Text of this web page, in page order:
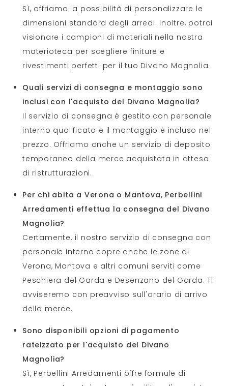
Sì, offriamo la possibilità di personalizzare le
dimensioni standard degli arredi. Inoltre, potrai
visionare i campioni di materiali nella nostra
materioteca per scegliere finiture e
rivestimenti perfetti per il tuo Divano Magnolia.
Quali servizi di consegna e montaggio sono
inclusi con l'acquisto del Divano Magnolia?
Il servizio di consegna è gestito con personale
interno qualificato e il montaggio è incluso nel
prezzo. Offriamo anche un servizio di deposito
temporaneo della merce acquistata in attesa
di ristrutturazioni.
Per chi abita a Verona o Mantova, Perbellini
Arredamenti effettua la consegna del Divano
Magnolia?
Certamente, il nostro servizio di consegna con
personale interno copre anche le zone di
Verona, Mantova e altri comuni serviti come
Peschiera del Garda e Desenzano del Garda. Ti
avviseremo con preavviso sull'orario di arrivo
della merce.
Sono disponibili opzioni di pagamento
rateizzato per l'acquisto del Divano
Magnolia?
Sì, Perbellini Arredamenti offre formule di